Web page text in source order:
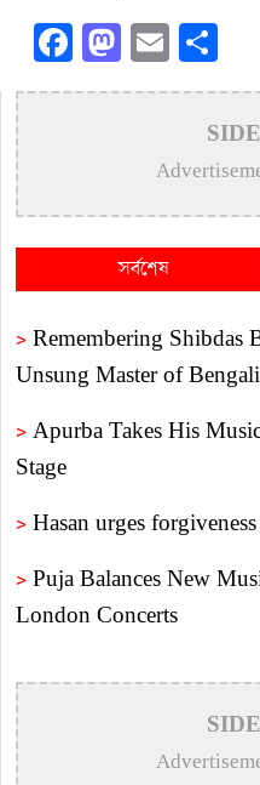
Facebook
Mastodon
Email
সর্বশেষ
> Remembering Shibdas
Unsung Master of
> Apurba Takes His
Stage
> Hasan urges
> Puja Balances New
London Concerts
Between Nishi Sraboni
>
Remembering Anwar